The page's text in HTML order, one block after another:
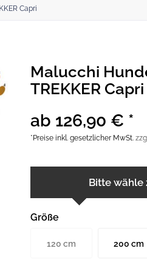
Capri
Malucchi
TREKKER Capri
ab 126,90 € *
*Preise inkl. gesetzlicher MwSt.
Bitte wähle
Größe
120 cm 200 cm